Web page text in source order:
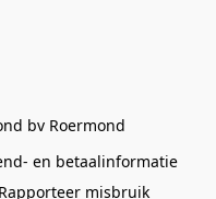
bv Roermond
en betaalinformatie
Rapporteer misbruik